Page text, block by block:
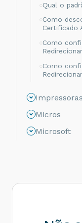
Qual o
Como
Certificado
Como
Como
Linux?
Como
Como
Como
Impressoras
Micros
Microsoft